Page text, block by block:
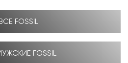
ВСЕ FOSSIL
FOSSIL